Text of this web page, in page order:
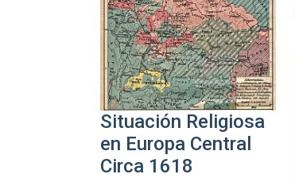
Situación Religiosa
en Europa Central
Circa 1618